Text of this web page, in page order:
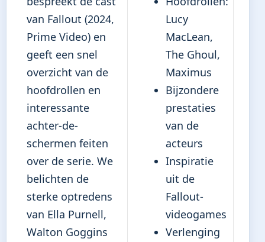
van Fallout (2024,
Prime Video) en
geeft een snel
overzicht van de
hoofdrollen en
interessante
achter-de-
schermen feiten
over de serie. We
belichten de
sterke optredens
van Ella Purnell,
Walton Goggins
Lucy
MacLean,
The Ghoul,
Maximus
Bijzondere
prestaties
van de
acteurs
Inspiratie
uit de
Fallout-
videogames
Verlenging